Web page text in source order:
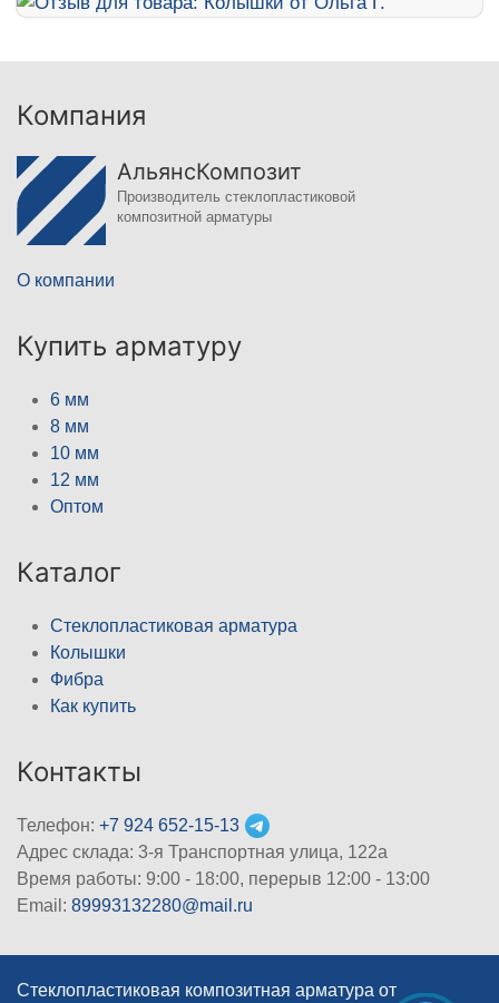
Компания
АльянсКомпозит
Производитель стеклопластиковой
композитной арматуры
О компании
Купить арматуру
6 мм
8 мм
10 мм
12 мм
Оптом
Каталог
Стеклопластиковая арматура
Колышки
Фибра
Как купить
Контакты
Телефон: +7 924 652-15-13
Адрес склада: 3-я Транспортная улица, 122а
Время работы: 9:00 - 18:00, перерыв 12:00 - 13:00
Email: 89993132280@mail.ru
Стеклопластиковая композитная арматура от